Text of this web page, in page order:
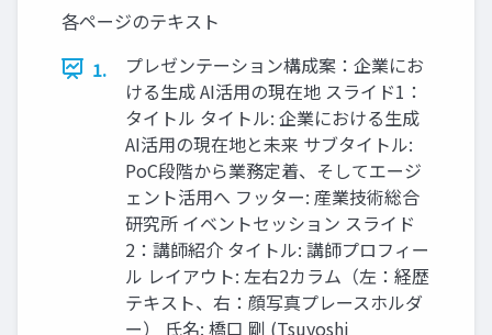
各ページのテキスト
1.
プレゼンテーション構成案：企業にお
ける生成 AI活用の現在地 スライド1：
タイトル タイトル: 企業における生成
AI活用の現在地と未来 サブタイトル:
PoC段階から業務定着、そしてエージ
ェント活用へ フッター: 産業技術総合
研究所 イベントセッション スライド
2：講師紹介 タイトル: 講師プロフィー
ル レイアウト: 左右2カラム（左：経歴
テキスト、右：顔写真プレースホルダ
ー） 氏名: 橋口 剛 (Tsuyoshi